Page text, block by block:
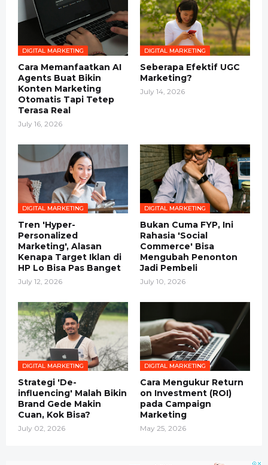
DIGITAL MARKETING
Cara Memanfaatkan AI
Agents Buat Bikin
Konten Marketing
Otomatis Tapi Tetep
Terasa Real
July 16, 2026
DIGITAL MARKETING
Seberapa Efektif UGC
Marketing?
July 14, 2026
DIGITAL MARKETING
Tren 'Hyper-
Personalized
Marketing', Alasan
Kenapa Target Iklan di
HP Lo Bisa Pas Banget
July 12, 2026
DIGITAL MARKETING
Bukan Cuma FYP, Ini
Rahasia 'Social
Commerce' Bisa
Mengubah Penonton
Jadi Pembeli
July 10, 2026
DIGITAL MARKETING
Strategi 'De-
influencing' Malah Bikin
Brand Gede Makin
Cuan, Kok Bisa?
July 02, 2026
DIGITAL MARKETING
Cara Mengukur Return
on Investment (ROI)
pada Campaign
Marketing
May 25, 2026